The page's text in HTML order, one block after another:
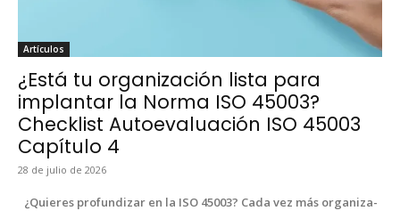
Artícu­los
¿Está tu organización lista para
implantar la Norma ISO 45003?
Checklist Autoevaluación ISO 45003
Capítulo 4
28 de julio de 2026